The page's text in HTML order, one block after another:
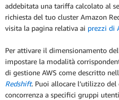
addebitata una tariffa calcolato al
richiesta del tuo cluster Amazon
visita la pagina relativa ai prezzi di
Per attivare il dimensionamento
impostare la modalità
di gestione AWS come descritto
Redshift. Puoi allocare l’utilizzo
concorrenza a specifici gruppi